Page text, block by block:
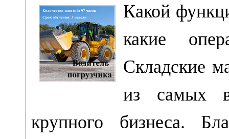
Какой
какие
Складские
из самых
крупного бизнеса.